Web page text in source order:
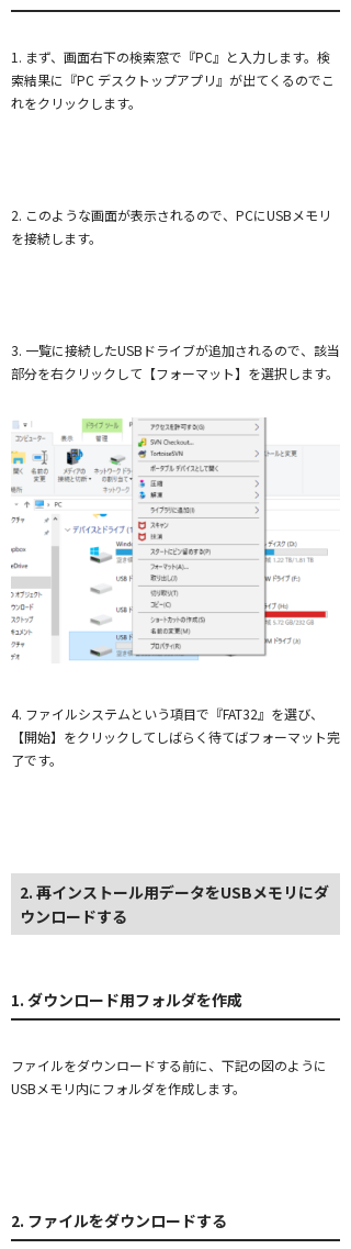
1. まず、画面右下の検索窓で『PC』と入力します。検
索結果に『PC デスクトップアプリ』が出てくるのでこ
れをクリックします。
2. このような画面が表示されるので、PCにUSBメモリ
を接続します。
3. 一覧に接続したUSBドライブが追加されるので、該当
部分を右クリックして【フォーマット】を選択します。
4. ファイルシステムという項目で『FAT32』を選び、
【開始】をクリックしてしばらく待てばフォーマット完
了です。
2. 再インストール用データをUSBメモリにダ
ウンロードする
1. ダウンロード用フォルダを作成
ファイルをダウンロードする前に、下記の図のように
USBメモリ内にフォルダを作成します。
2. ファイルをダウンロードする